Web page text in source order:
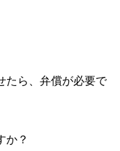
たら、弁償が必要で
か？